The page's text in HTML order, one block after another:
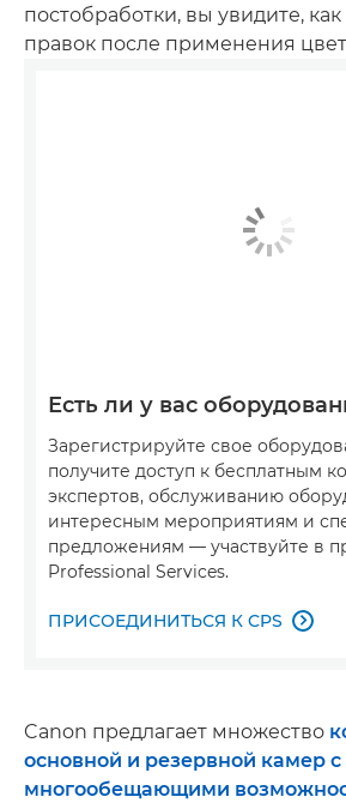
постобработки, вы увидите,
правок после применения
Есть ли у вас
Зарегистрируйте свое
получите доступ к бесплатным
экспертов, обслуживанию
интересным мероприятиям и
предложениям — участвуйте в
Professional Services.
ПРИСОЕДИНИТЬСЯ К CPS 
Canon предлагает множество
основной и резервной камер с
многообещающими